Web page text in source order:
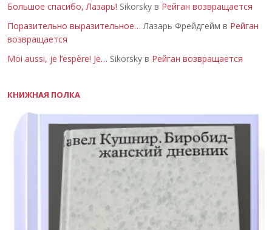
Большое спасибо, Лазарь! Sikorsky в Рейган возвращается
Поразительно выразительное… Лазарь Фрейдгейм в Рейган
возвращается
Moi aussi, je l’espère! Je… Sikorsky в Рейган возвращается
КНИЖНАЯ ПОЛКА